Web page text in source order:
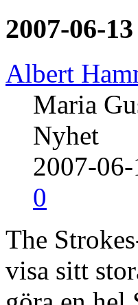
2007-06-13
Albert
Maria
Nyhet
2007-
0
The
visa sitt